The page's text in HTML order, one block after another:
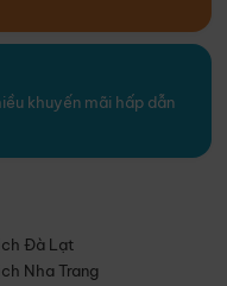
khuyến mãi hấp dẫn
Đà Lạt
Nha Trang